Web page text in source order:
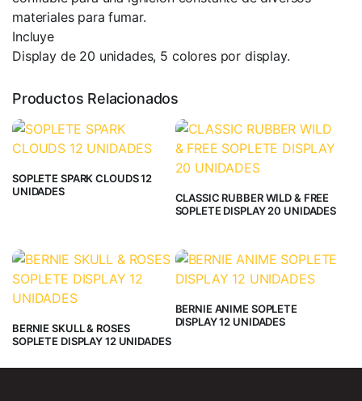
materiales para fumar.
Incluye
Display de 20 unidades, 5 colores por display.
Productos Relacionados
SOPLETE SPARK CLOUDS 12
UNIDADES
CLASSIC RUBBER WILD & FREE
SOPLETE DISPLAY 20 UNIDADES
BERNIE SKULL & ROSES
SOPLETE DISPLAY 12 UNIDADES
BERNIE ANIME SOPLETE
DISPLAY 12 UNIDADES